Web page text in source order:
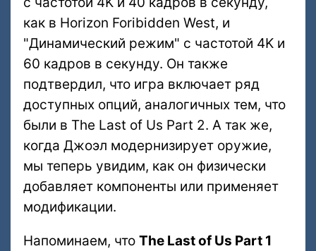
как в Horizon Foribidden West, и
"Динамический режим" с частотой 4K и
60 кадров в секунду. Он также
подтвердил, что игра включает ряд
доступных опций, аналогичных тем, что
были в The Last of Us Part 2. А так же,
когда Джоэл модернизирует оружие,
мы теперь увидим, как он физически
добавляет компоненты или применяет
модификации.
Напоминаем, что The Last of Us Part 1